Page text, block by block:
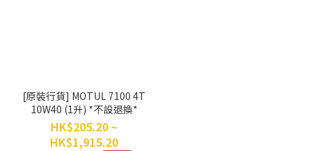
[原裝行貨] MOTUL 7100 4T
10W40 (1升) *不設退換*
HK$205.20 ~
HK$1,915.20